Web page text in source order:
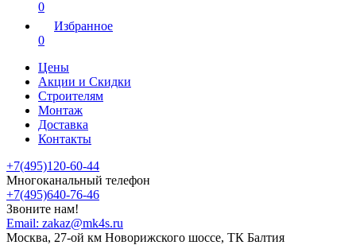
0
Избранное
0
Цены
Акции и Скидки
Строителям
Монтаж
Доставка
Контакты
+7(495)120-60-44
Многоканальный телефон
+7(495)640-76-46
Звоните нам!
Email: zakaz@mk4s.ru
Москва, 27-ой км Новорижского шоссе, ТК Балтия